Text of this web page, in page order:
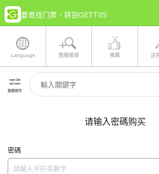
要查找门票，转到GETTIIS
Language 進階搜尋 推薦 註
篩選條件
请输入密碼购买
密碼